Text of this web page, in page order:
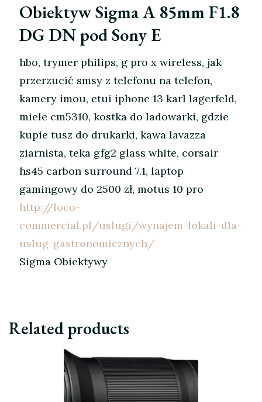
Obiektyw Sigma A 85mm F1.8
DG DN pod Sony E
hbo, trymer philips, g pro x wireless, jak
przerzucić smsy z telefonu na telefon,
kamery imou, etui iphone 13 karl lagerfeld,
miele cm5310, kostka do ladowarki, gdzie
kupie tusz do drukarki, kawa lavazza
ziarnista, teka gfg2 glass white, corsair
hs45 carbon surround 7.1, laptop
gamingowy do 2500 zł, motus 10 pro
http://loco-
commercial.pl/uslugi/wynajem-lokali-dla-
uslug-gastronomicznych/
Sigma Obiektywy
Related products